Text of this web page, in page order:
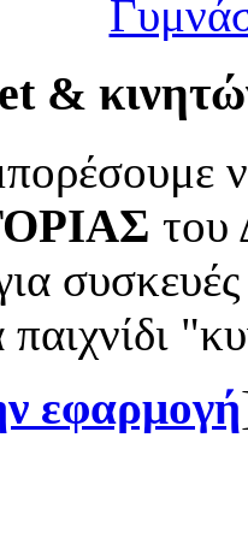
&
του
παιχνίδι
εφαρμογή